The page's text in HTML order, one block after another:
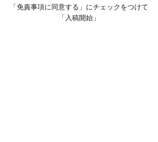
「免責事項に同意する」にチェックをつけて
「入稿開始」